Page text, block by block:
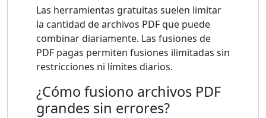
Las herramientas gratuitas suelen limitar
la cantidad de archivos PDF que puede
combinar diariamente. Las fusiones de
PDF pagas permiten fusiones ilimitadas sin
restricciones ni límites diarios.
¿Cómo fusiono archivos PDF
grandes sin errores?